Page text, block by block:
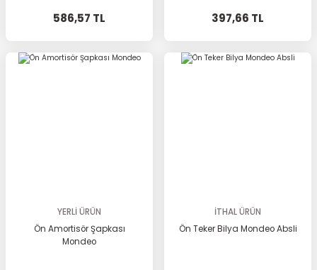
586,57 TL 397,66 TL
YERLİ ÜRÜN
Ön Amortisör Şapkası
Mondeo
İTHAL ÜRÜN
Ön Teker Bilya Mondeo Absli